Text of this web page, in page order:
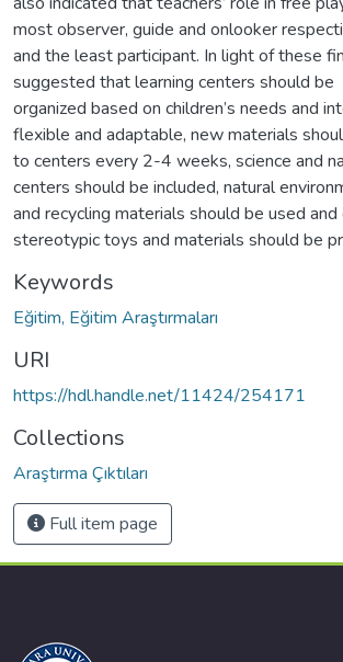
most observer, guide and onlooker
and the least participant. In light of these
suggested that learning centers should be
organized based on children’s needs and
flexible and adaptable, new materials
to centers every 2-4 weeks, science and
centers should be included, natural
and recycling materials should be used
stereotypic toys and materials should be
Keywords
Eğitim, Eğitim Araştırmaları
URI
https://hdl.handle.net/11424/254171
Collections
Araştırma Çıktıları
Full item page